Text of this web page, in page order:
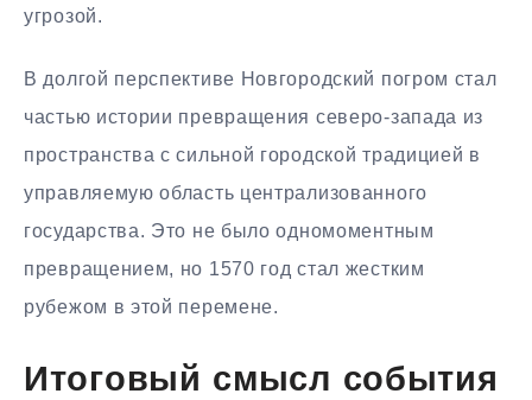
угрозой.
В долгой перспективе Новгородский погром стал
частью истории превращения северо-запада из
пространства с сильной городской традицией в
управляемую область централизованного
государства. Это не было одномоментным
превращением, но 1570 год стал жестким
рубежом в этой перемене.
Итоговый смысл события